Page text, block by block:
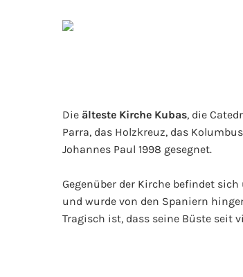
Die älteste Kirche Kubas, die
Parra, das Holzkreuz, das
Johannes Paul 1998 gesegnet.
Gegenüber der Kirche befindet
und wurde von den Spaniern
Tragisch ist, dass seine Büste seit